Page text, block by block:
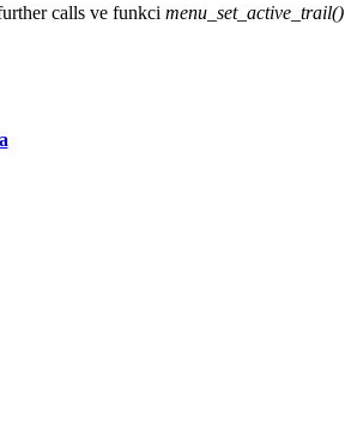
calls ve funkci menu_set_active_trail()